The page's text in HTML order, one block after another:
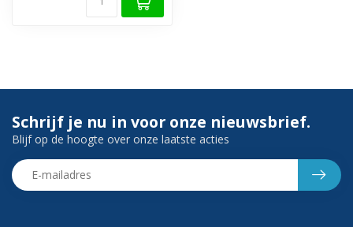
Schrijf je nu in voor onze nieuwsbrief.
Blijf op de hoogte over onze laatste acties